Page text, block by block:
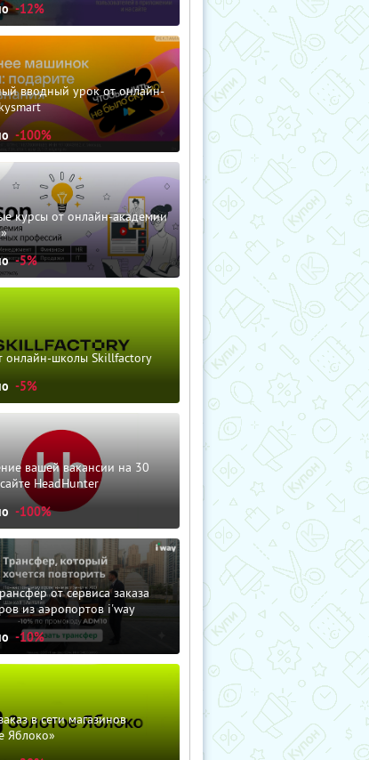
-12%
вводный урок от онлайн-
-100%
курсы от онлайн-академии
-5%
онлайн-школы Skillfactory
-5%
вашей вакансии на 30
HeadHunter
-100%
от сервиса заказа
из аэропортов i'way
-10%
в сети магазинов
Яблоко»